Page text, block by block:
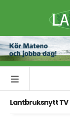
Lantbruksnytt TV